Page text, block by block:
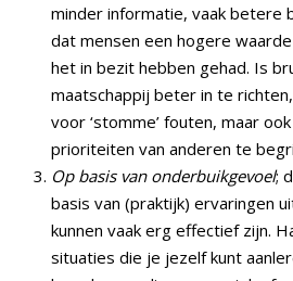
minder informatie, vaak betere
dat mensen een hogere
het in bezit hebben gehad. Is
maatschappij beter in te
voor ‘stomme’ fouten, maar
prioriteiten van anderen te
Op basis van onderbuikgevoel;
basis van (praktijk) ervaringen
kunnen vaak erg effectief zijn.
situaties die je jezelf kunt